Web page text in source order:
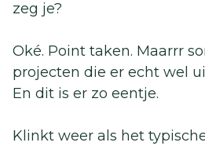
zeg je?
Oké. Point taken. Maarrr
projecten die er echt wel
En dit is er zo eentje.
Klinkt weer als het